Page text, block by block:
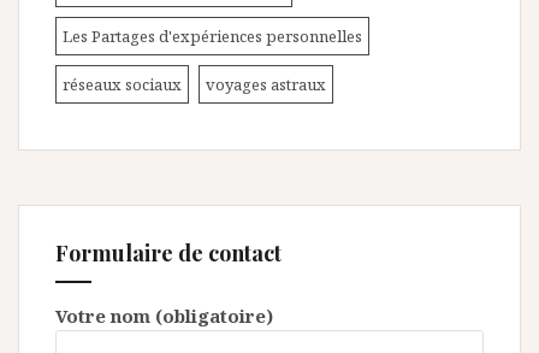
Les Partages d'expériences personnelles
réseaux sociaux voyages astraux
Formulaire de contact
Votre nom (obligatoire)